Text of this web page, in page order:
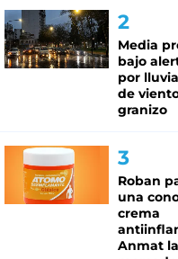
Media
bajo
por
de
granizo
Roban
una
crema
Anmat